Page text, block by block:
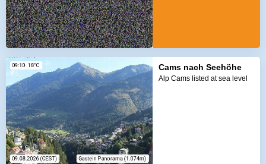
Cams nach Seehöhe
Alp Cams listed at sea level